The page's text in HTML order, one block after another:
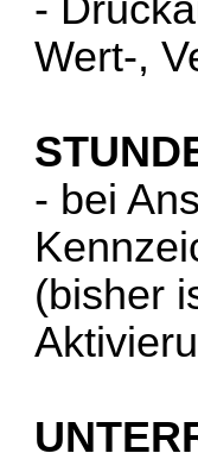
Wert-,
- bei
(bisher